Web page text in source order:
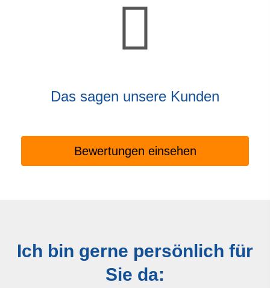
Das sagen unsere Kunden
Bewertungen einsehen
Ich bin gerne persönlich für
Sie da: